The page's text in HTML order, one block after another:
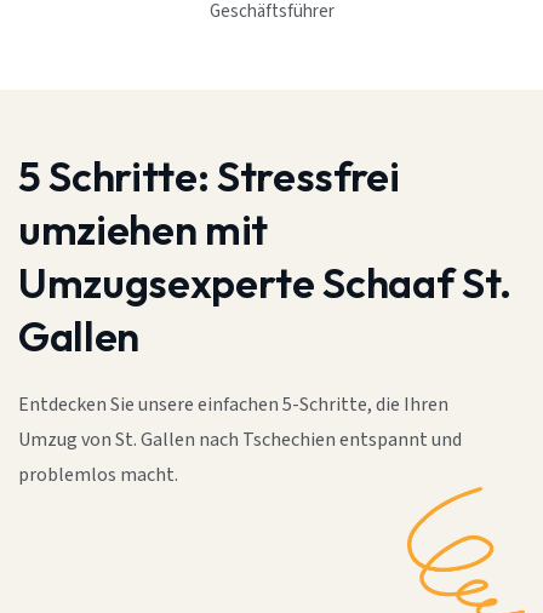
Geschäftsführer
5 Schritte:Stressfrei
umziehen mit
Umzugsexperte Schaaf St.
Gallen
Entdecken Sie unsere einfachen 5-Schritte, die Ihren
Umzug von St. Gallen nach Tschechien entspannt und
problemlos macht.